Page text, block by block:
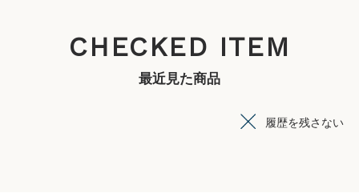
CHECKED ITEM
最近見た商品
履歴を残さない